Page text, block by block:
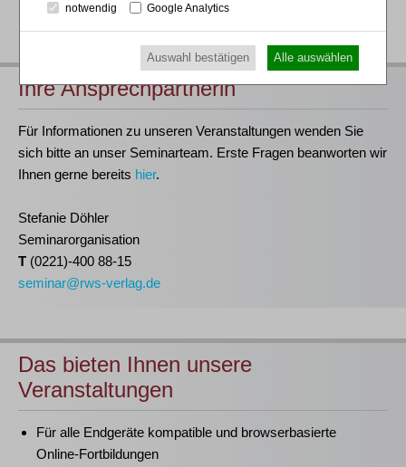
weitere Person anmelden
Ihre Ansprechpartnerin
Für Informationen zu unseren Veranstaltungen wenden Sie
sich bitte an unser Seminarteam. Erste Fragen beanworten wir
Ihnen gerne bereits hier.
Stefanie Döhler
Seminarorganisation
T (0221)-400 88-15
seminar@rws-verlag.de
Das bieten Ihnen unsere
Veranstaltungen
Für alle Endgeräte kompatible und browserbasierte
Online-Fortbildungen
notwendig Google Analytics
Auswahl bestätigen Alle auswählen